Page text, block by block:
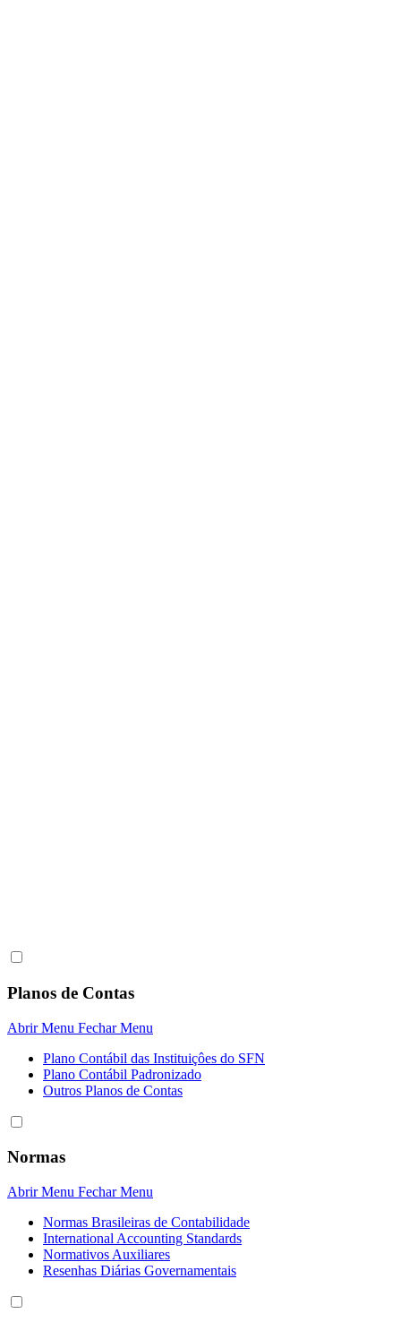
Planos de Contas
Abrir Menu Fechar Menu
Plano Contábil das Instituiçôes do SFN
Plano Contábil Padronizado
Outros Planos de Contas
Normas
Abrir Menu Fechar Menu
Normas Brasileiras de Contabilidade
International Accounting Standards
Normativos Auxiliares
Resenhas Diárias Governamentais